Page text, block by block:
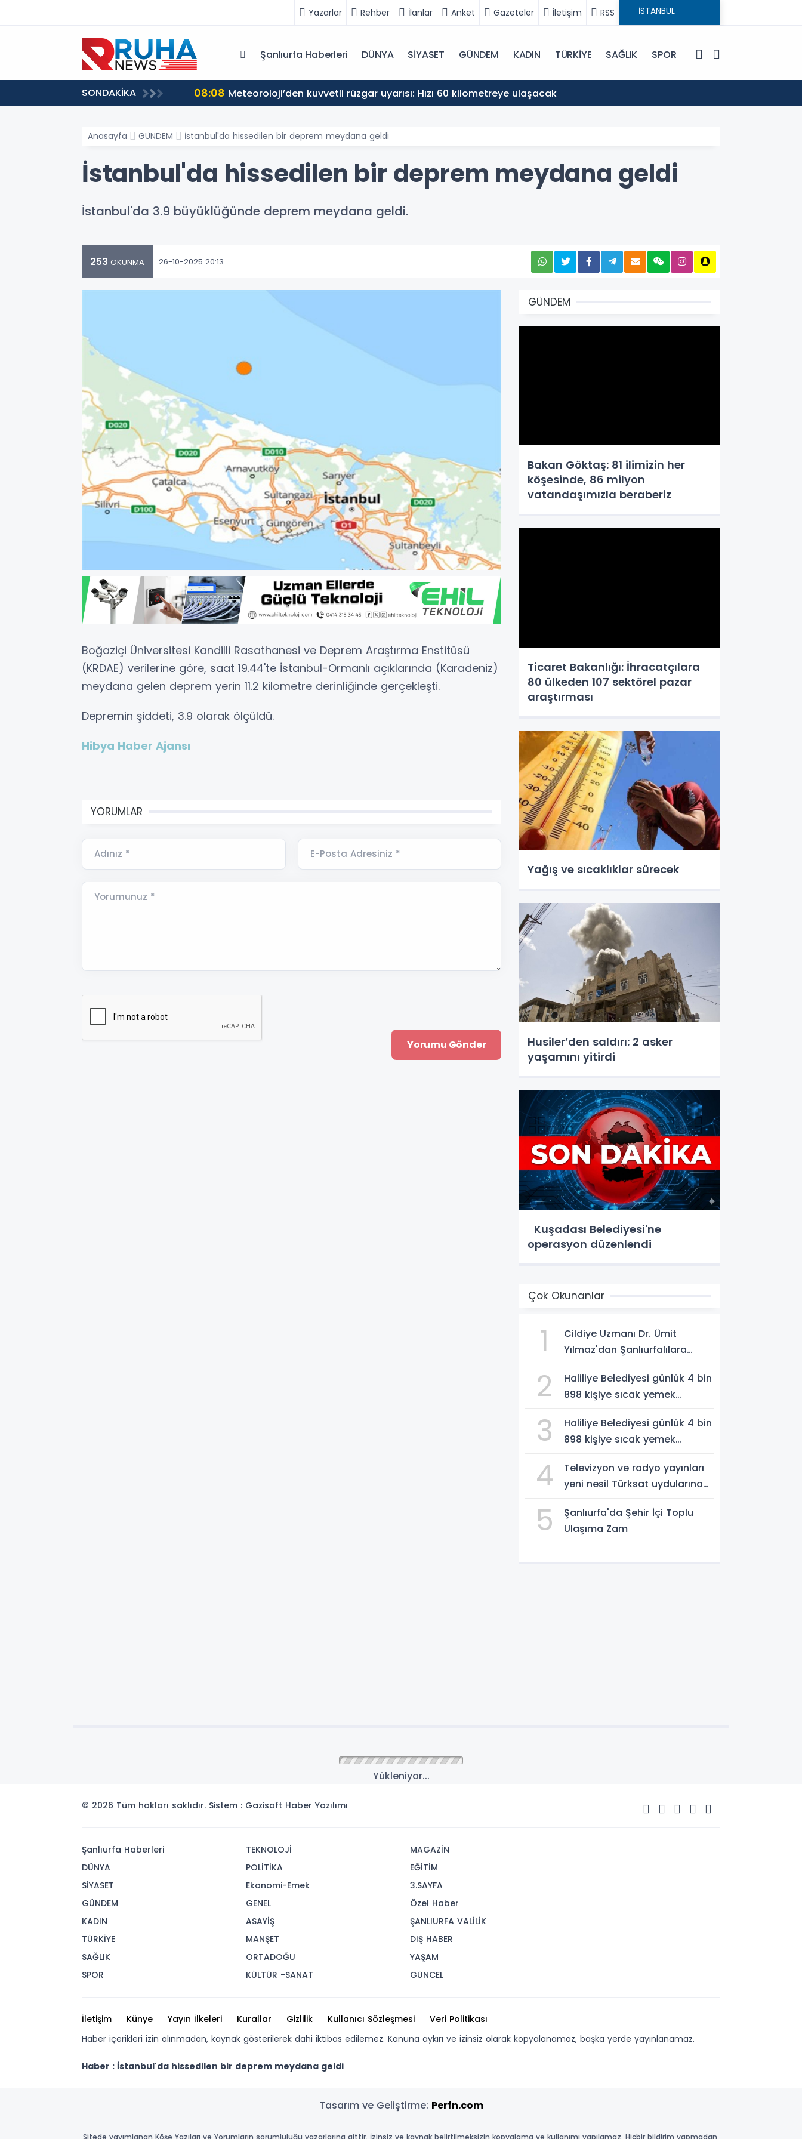
Yazarlar Rehber İlanlar Anket Gazeteler İletişim RSS
Şanlıurfa Haberleri DÜNYA SİYASET GÜNDEM KADIN TÜRKİYE SAĞLIK SPOR
SONDAKİKA 08:08 Meteoroloji’den kuvvetli rüzgar uyarısı: Hızı 60 kilometreye ulaşacak
Anasayfa GÜNDEM İstanbul'da hissedilen bir deprem meydana geldi
İstanbul'da hissedilen bir deprem meydana geldi
İstanbul'da 3.9 büyüklüğünde deprem meydana geldi.
253 OKUNMA 26-10-2025 20:13
Boğaziçi Üniversitesi Kandilli Rasathanesi ve Deprem Araştırma Enstitüsü
(KRDAE) verilerine göre, saat 19.44'te İstanbul-Ormanlı açıklarında (Karadeniz)
meydana gelen deprem yerin 11.2 kilometre derinliğinde gerçekleşti.
Depremin şiddeti, 3.9 olarak ölçüldü.
Hibya Haber Ajansı
YORUMLAR
Adınız * E-Posta Adresiniz *
Yorumunuz *
GÜNDEM
Bakan Göktaş: 81 ilimizin her
köşesinde, 86 milyon
vatandaşımızla beraberiz
Ticaret Bakanlığı: İhracatçılara
80 ülkeden 107 sektörel pazar
araştırması
Yağış ve sıcaklıklar sürecek
Husiler’den saldırı: 2 asker
yaşamını yitirdi
Kuşadası Belediyesi'ne
operasyon düzenlendi
Çok Okunanlar
1
Cildiye Uzmanı Dr. Ümit
Yılmaz'dan Şanlıurfalılara
Kış Koruyun"
2
Haliliye Belediyesi günlük 4 bin
898 kişiye sıcak yemek
3
Haliliye Belediyesi günlük 4 bin
898 kişiye sıcak yemek
4
Televizyon ve radyo yayınları
yeni nesil Türksat uydularına
5
Şanlıurfa'da Şehir İçi Toplu
Ulaşıma Zam
Yükleniyor...
© 2026 Tüm hakları saklıdır. Sistem : Gazisoft Haber Yazılımı
Şanlıurfa Haberleri
DÜNYA
SİYASET
GÜNDEM
KADIN
TÜRKİYE
SAĞLIK
SPOR
TEKNOLOJİ
POLİTİKA
Ekonomi-Emek
GENEL
ASAYİŞ
MANŞET
ORTADOĞU
KÜLTÜR -SANAT
MAGAZİN
EĞİTİM
3.SAYFA
Özel Haber
ŞANLIURFA VALİLİK
DIŞ HABER
YAŞAM
GÜNCEL
İletişim Künye Yayın İlkeleri Kurallar Gizlilik Kullanıcı Sözleşmesi
Veri Politikası
Haber içerikleri izin alınmadan, kaynak gösterilerek dahi iktibas edilemez. Kanuna aykırı ve izinsiz olarak kopyalanamaz, başka yerde yayınlanamaz.
Haber : İstanbul'da hissedilen bir deprem meydana geldi
Tasarım ve Geliştirme: Perfn.com
Sitede yayımlanan Köşe Yazıları ve Yorumların sorumluluğu yazarlarına aittir. İzinsiz ve kaynak belirtilmeksizin kopyalama ve kullanımı yapılamaz. Hiçbir bildirim yapmadan,